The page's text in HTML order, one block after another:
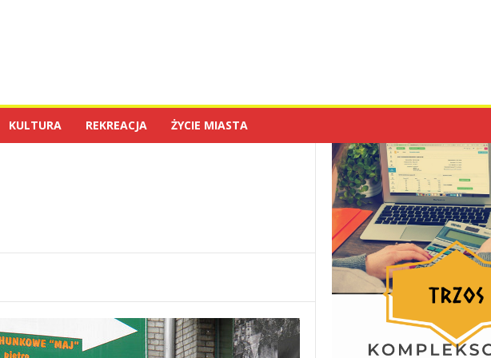
KULTURA REKREACJA ŻYCIE MIASTA